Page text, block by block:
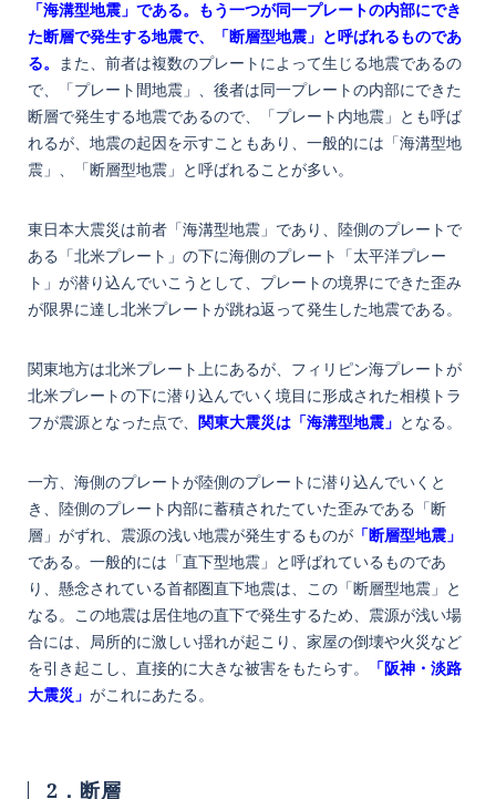
「海溝型地震」 である。
もう一つが同一プレートの内部にでき
た断層で発生する地震で、「断層型地震 」 と呼ばれるものであ
る。
また、前者は複数のプレートによって生じる地震であるの
で、「プレート間地震」、後者は同一プレートの内部にできた
断層で発生する地震であるので、「プレート内地震」とも呼ば
れるが、地震の起因を示すこともあり、一般的には「海溝型地
震」、「断層型地震」と呼ばれることが多い。
東日本大震災は前者「海溝型地震」であり、陸側のプレートで
ある「北米プレート」の下に海側のプレート「太平洋プレー
ト」が潜り込んでいこうとして、プレートの境界にできた歪み
が限界に達し北米プレートが跳ね返って発生した地震である。
関東地方は北米プレート上にあるが、フィリピン海プレートが
北米プレートの下に潜り込んでいく境目に形成された相模トラ
フが震源となった点で、
関東大震災は「海溝型地震」 となる。
一方、海側のプレートが陸側のプレートに潜り込んでいくと
き、陸側のプレート内部に蓄積されたていた歪みである「断
層」がずれ、震源の浅い地震が発生するものが 「断層型地震」
である。一般的には「直下型地震」と呼ばれているものであ
り、懸念されている首都圏直下地震は、この「断層型地震」と
なる。この地震は居住地の直下で発生するため、震源が浅い場
合には、局所的に激しい揺れが起こり、家屋の倒壊や火災など
を引き起こし、直接的に大きな被害をもたらす。
「阪神・淡路
大震災」 がこれにあたる。
2．断層